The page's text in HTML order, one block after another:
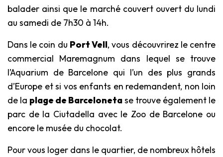
balader ainsi que le marché couvert ouvert du lundi
au samedi de 7h30 à 14h.
Dans le coin du Port Vell, vous découvrirez le centre
commercial Maremagnum dans lequel se trouve
l’Aquarium de Barcelone qui l’un des plus grands
d’Europe et si vos enfants en redemandent, non loin
de la plage de Barcelonetase trouve également le
parc de la Ciutadella avec le Zoo de Barcelone ou
encore le musée du chocolat.
Pour vous loger dans le quartier, de nombreux hôtels